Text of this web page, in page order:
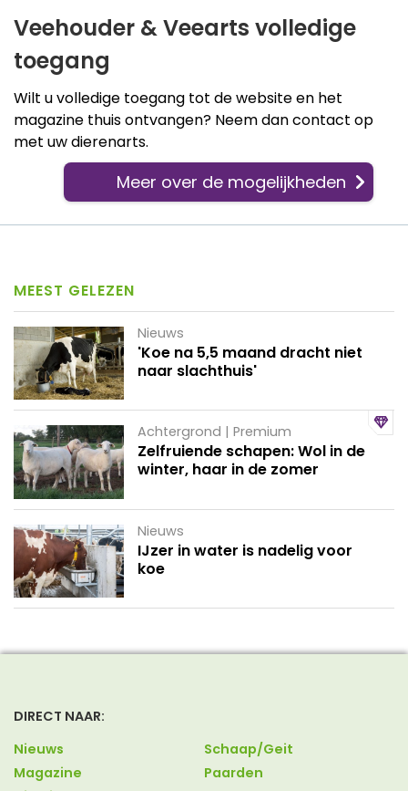
Veehouder & Veearts volledige
toegang
Wilt u volledige toegang tot de website en het
magazine thuis ontvangen? Neem dan contact op
met uw dierenarts.
Meer over de mogelijkheden
MEEST GELEZEN
Nieuws
'Koe na 5,5 maand dracht niet
naar slachthuis'
Achtergrond | Premium
Zelfruiende schapen: Wol in de
winter, haar in de zomer
Nieuws
IJzer in water is nadelig voor
koe
DIRECT NAAR:
Nieuws
Magazine
Schaap/Geit
Paarden